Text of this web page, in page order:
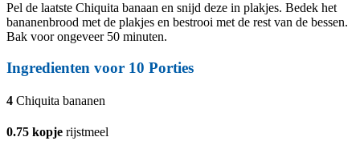
Pel de laatste Chiquita banaan en snijd deze in plakjes. Bedek het
bananenbrood met de plakjes en bestrooi met de rest van de bessen.
Bak voor ongeveer 50 minuten.
Ingredienten voor 10 Porties
4 Chiquita bananen
0.75 kopje rijstmeel